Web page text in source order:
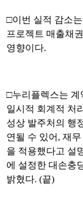
□이번 실적 감소
프로젝트 매출채
영향이다.
□누리플렉스는 계
일시적 회계적 처
성상 발주처의 행
연될 수 있어, 재
을 적용했다고 설
에 설정한 대손충
밝혔다. (끝)